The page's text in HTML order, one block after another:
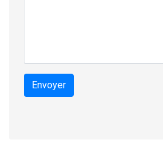
Envoyer